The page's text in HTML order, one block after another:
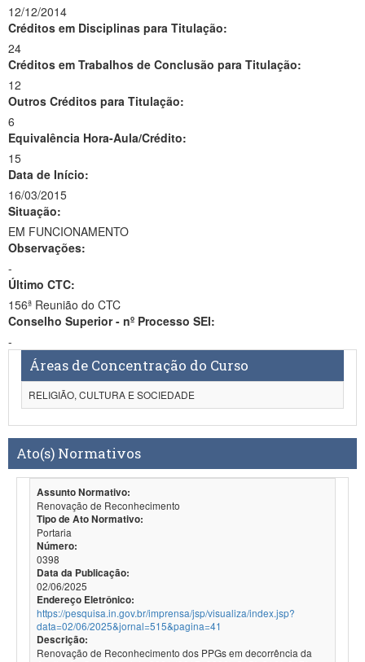
12/12/2014
Créditos em Disciplinas para Titulação:
24
Créditos em Trabalhos de Conclusão para Titulação:
12
Outros Créditos para Titulação:
6
Equivalência Hora-Aula/Crédito:
15
Data de Início:
16/03/2015
Situação:
EM FUNCIONAMENTO
Observações:
-
Último CTC:
156ª Reunião do CTC
Conselho Superior - nº Processo SEI:
-
Áreas de Concentração do Curso
RELIGIÃO, CULTURA E SOCIEDADE
Ato(s) Normativos
Assunto Normativo:
Renovação de Reconhecimento
Tipo de Ato Normativo:
Portaria
Número:
0398
Data da Publicação:
02/06/2025
Endereço Eletrônico:
https://pesquisa.in.gov.br/imprensa/jsp/visualiza/index.jsp?
data=02/06/2025&jornal=515&pagina=41
Descrição:
Renovação de Reconhecimento dos PPGs em decorrência da